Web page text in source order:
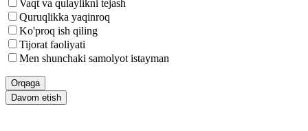
Vaqt va qulaylikni tejash
Quruqlikka yaqinroq
Ko'proq ish qiling
Tijorat faoliyati
Men shunchaki samolyot istayman
Orqaga
Davom etish